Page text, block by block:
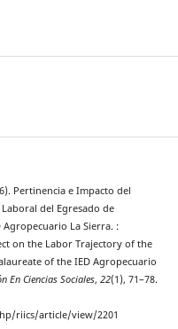
Pertinencia e Impacto del
del Egresado de
La Sierra. :
on the Labor Trajectory of the
of the IED Agropecuario
En Ciencias Sociales, 22(1), 71–78.
riics/article/view/2201